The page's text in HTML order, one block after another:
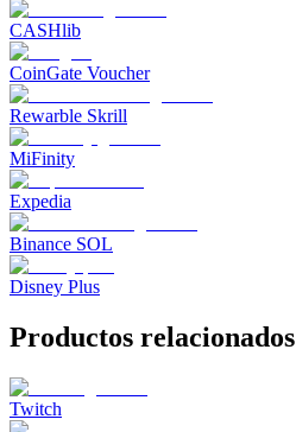
CASHlib
CoinGate Voucher
Rewarble Skrill
MiFinity
Expedia
Binance SOL
Disney Plus
Productos relacionados
Twitch